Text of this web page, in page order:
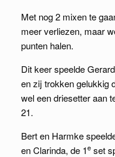
Met nog 2 mixen te
meer verliezen, maar
punten halen.
Dit keer speelde
en zij trokken gelukkig
wel een driesetter aan
21.
Bert en Harmke
en Clarinda, de 1e set